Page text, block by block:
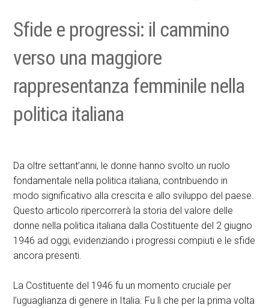
Sfide e progressi: il cammino
verso una maggiore
rappresentanza femminile nella
politica italiana
Da oltre settant’anni, le donne hanno svolto un ruolo
fondamentale nella politica italiana, contribuendo in
modo significativo alla crescita e allo sviluppo del paese.
Questo articolo ripercorrerà la storia del valore delle
donne nella politica italiana dalla Costituente del 2 giugno
1946 ad oggi, evidenziando i progressi compiuti e le sfide
ancora presenti.
La Costituente del 1946 fu un momento cruciale per
l’uguaglianza di genere in Italia. Fu lì che per la prima volta